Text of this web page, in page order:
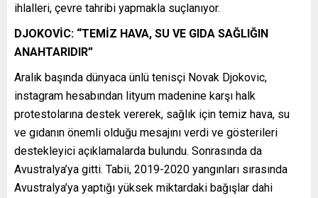
ihlalleri, çevre tahribi yapmakla suçlanıyor.
DJOKOVİC: “TEMİZ HAVA, SU VE GIDA SAĞLIĞIN
ANAHTARIDIR”
Aralık başında dünyaca ünlü tenisçi Novak Djokovic,
instagram hesabından lityum madenine karşı halk
protestolarına destek vererek, sağlık için temiz hava, su
ve gıdanın önemli olduğu mesajını verdi ve gösterileri
destekleyici açıklamalarda bulundu. Sonrasında da
Avustralya’ya gitti. Tabii, 2019-2020 yangınları sırasında
Avustralya’ya yaptığı yüksek miktardaki bağışlar dahi